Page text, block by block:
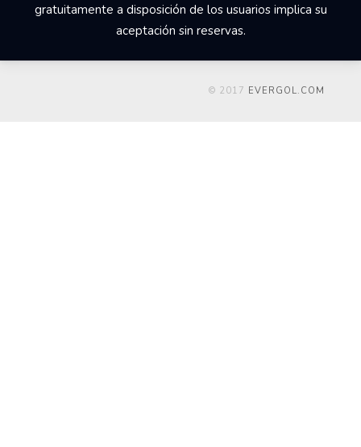
gratuitamente a disposición de los usuarios implica su
aceptación sin reservas.
© 2017 EVERGOL.COM